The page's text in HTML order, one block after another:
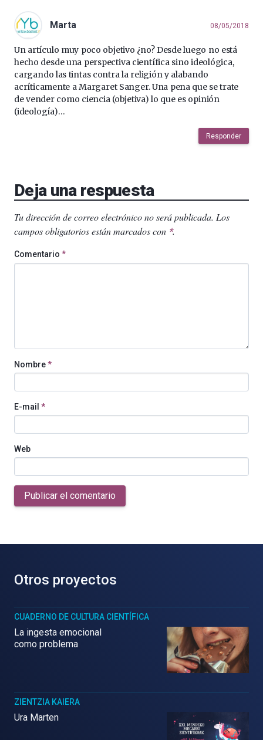
Marta 08/05/2018
Un artículo muy poco objetivo ¿no? Desde luego no está
hecho desde una perspectiva científica sino ideológica,
cargando las tintas contra la religión y alabando
acríticamente a Margaret Sanger. Una pena que se trate
de vender como ciencia (objetiva) lo que es opinión
(ideología)…
Responder
Deja una respuesta
Tu dirección de correo electrónico no será publicada. Los
campos obligatorios están marcados con *.
Comentario *
Nombre*
E-mail *
Web
Publicar el comentario
Otros proyectos
CUADERNO DE CULTURA CIENTÍFICA
La ingesta emocional
como problema
ZIENTZIA KAIERA
Ura Marten